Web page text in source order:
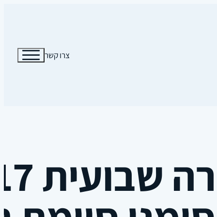
צרו קשר